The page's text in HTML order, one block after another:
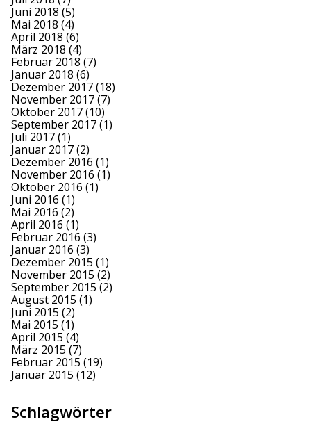
Juni 2018 (5)
Mai 2018 (4)
April 2018 (6)
März 2018 (4)
Februar 2018 (7)
Januar 2018 (6)
Dezember 2017(18)
November 2017(7)
Oktober 2017(10)
September 2017(1)
Juli 2017(1)
Januar 2017(2)
Dezember 2016 (1)
November 2016 (1)
Oktober 2016 (1)
Juni 2016 (1)
Mai 2016 (2)
April 2016 (1)
Februar 2016 (3)
Januar 2016 (3)
Dezember 2015 (1)
November 2015 (2)
September 2015 (2)
August 2015 (1)
Juni 2015 (2)
Mai 2015 (1)
April 2015 (4)
März 2015 (7)
Februar 2015 (19)
Januar 2015 (12)
Schlagwörter